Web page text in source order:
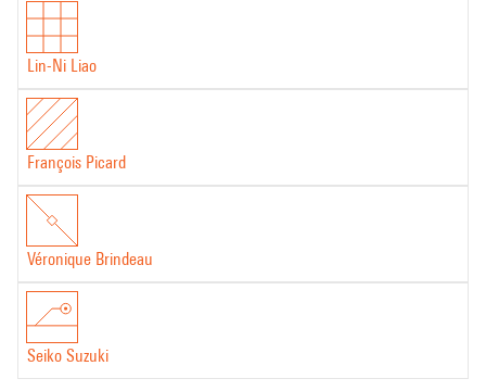
Lin-Ni Liao
François Picard
Véronique Brindeau
Seiko Suzuki